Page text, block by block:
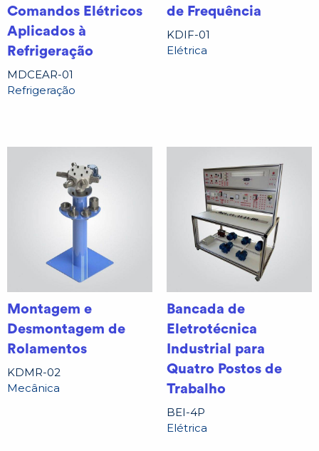
Comandos Elétricos
Aplicados à
Refrigeração
MDCEAR-01
Refrigeração
de Frequência
KDIF-01
Elétrica
Montagem e
Desmontagem de
Rolamentos
KDMR-02
Mecânica
Bancada de
Eletrotécnica
Industrial para
Quatro Postos de
Trabalho
BEI-4P
Elétrica